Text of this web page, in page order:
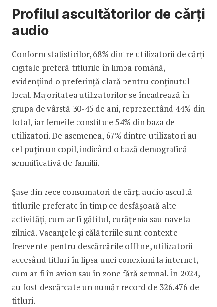
Profilul ascultătorilor de cărți
audio
Conform statisticilor, 68% dintre utilizatorii de cărți
digitale preferă titlurile în limba română,
evidențiind o preferință clară pentru conținutul
local. Majoritatea utilizatorilor se încadrează în
grupa de vârstă 30-45 de ani, reprezentând 44% din
total, iar femeile constituie 54% din baza de
utilizatori. De asemenea, 67% dintre utilizatori au
cel puțin un copil, indicând o bază demografică
semnificativă de familii.
Șase din zece consumatori de cărți audio ascultă
titlurile preferate în timp ce desfășoară alte
activități, cum ar fi gătitul, curățenia sau naveta
zilnică. Vacanțele și călătoriile sunt contexte
frecvente pentru descărcările offline, utilizatorii
accesând titluri în lipsa unei conexiuni la internet,
cum ar fi în avion sau în zone fără semnal. În 2024,
au fost descărcate un număr record de 326.476 de
titluri.